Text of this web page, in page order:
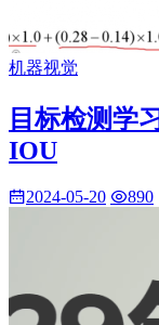
机器视觉
目标检测学
IOU
2024-05-20 890